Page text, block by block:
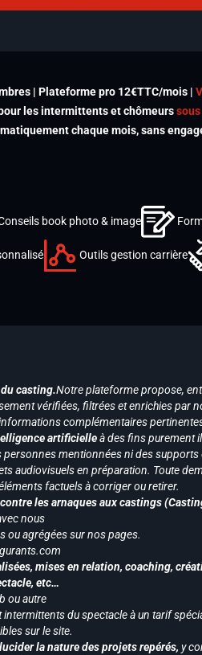
| Plateforme pro 12€TTC/mois |
les intermittents et chômeurs
chaque mois, sans
book photo & image
Outils gestion carrière
casting.Notre plateforme propose,
vérifiées, filtrées et enrichies par
complémentaires
artificielleà des fins purement
mentionnées ni des
audiovisuels en préparation. Toute
factuels à corriger ou retirer.
les arnaques aux castings
nous
ou agrégées sur nos pages.
mises en relation, coaching,
etc…
ou autre
du spectacle à un tarif
sur le site.
la nature des projets repérés, y